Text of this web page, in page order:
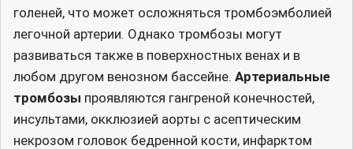
голеней, что может осложняться тромбоэмболией
легочной артерии. Однако тромбозы могут
развиваться также в поверхностных венах и в
любом другом венозном бассейне. Артериальные
тромбозы проявляются гангреной конечностей,
инсультами, окклюзией аорты с асептическим
некрозом головок бедренной кости, инфарктом